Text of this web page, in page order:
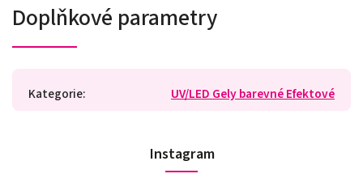
Doplňkové parametry
Kategorie: UV/LED Gely barevné Efektové
Instagram